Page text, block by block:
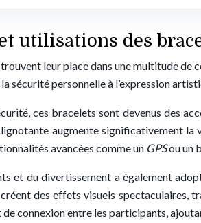
utilisations des
leur place dans une multitude de
sécurité personnelle à l’expression
ces bracelets sont devenus des
augmente significativement la
avancées comme un GPSou un
et du divertissement a également
des effets visuels spectaculaires,
connexion entre les participants,